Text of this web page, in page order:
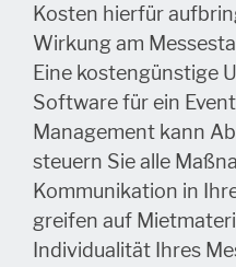
Kosten hierfür
Wirkung am
Eine kostengünstige
Software für ein
Management kann
steuern Sie alle
Kommunikation in
greifen auf
Individualität Ihres